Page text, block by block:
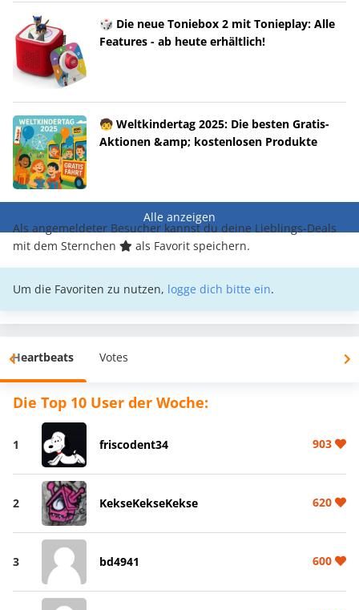
🎲 Die neue Toniebox 2 mit Tonieplay: Alle
Features - ab heute erhältlich!
🧒 Weltkindertag 2025: Die besten Gratis-
Aktionen &amp; kostenlosen Produkte
Alle anzeigen
Als angemeldeter Besucher kannst du deine Lieblings-Deals
mit dem Sternchen
als Favorit speichern.
Um die Favoriten zu nutzen, logge dich bitte ein.
Heartbeats Votes
Die Top 10 User der Woche:
1 friscodent34 903
2 KekseKekseKekse 620
3 bd4941 600